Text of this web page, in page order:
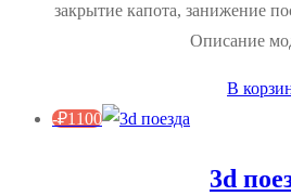
закрытие капота, занижение
Описание
В
-₽1100
3d